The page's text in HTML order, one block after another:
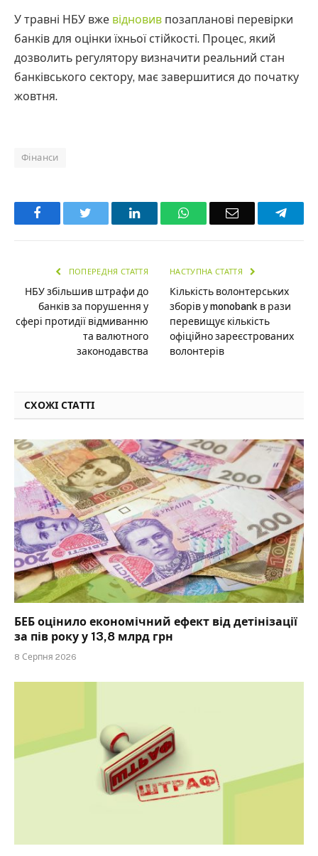
У травні НБУ вже відновив позапланові перевірки
банків для оцінки їхньої стійкості. Процес, який
дозволить регулятору визначити реальний стан
банківського сектору, має завершитися до початку
жовтня.
Фінанси
Facebook LinkedInWhatsAppEmail
ПОПЕРЕДНЯ СТАТТЯ
НБУ збільшив штрафи до
банків за порушення у
сфері протидії відмиванню
та валютного
законодавства
НАСТУПНА СТАТТЯ
Кількість волонтерських
зборів у monobank в рази
перевищує кількість
офіційно зареєстрованих
волонтерів
СХОЖІ СТАТТІ
БЕБ оцінило економічний ефект від детінізації
за пів року у 13,8 млрд грн
8 Серпня 2026